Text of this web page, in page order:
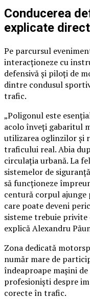
Conducerea
explicate
Pe parcursul
interacționeze cu
defensivă și piloți de
dintre condusul
trafic.
„Poligonul este
acolo înveți gabaritul
utilizarea oglinzilor și
traficului real. Abia
circulația urbană. La
sistemelor de
să funcționeze
centură corpul ajunge
care poate deveni
sisteme trebuie privite
explică Alexandru
Zona dedicată
număr mare de
îndeaproape mașini
profesioniști despre
corecte în trafic.